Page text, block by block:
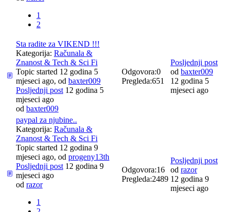
1
2
Sta radite za VIKEND !!!
Kategorija: Računala &
Znanost & Tech & Sci Fi
Topic started 12 godina 5
mjeseci ago, od baxter009
Posljednji post 12 godina 5
mjeseci ago
od baxter009
Odgovora:0
Pregleda:651
Posljednji post
od baxter009
12 godina 5
mjeseci ago
paypal za njubine..
Kategorija: Računala &
Znanost & Tech & Sci Fi
Topic started 12 godina 9
mjeseci ago, od progeny13th
Posljednji post 12 godina 9
mjeseci ago
od razor
1
Odgovora:16
Pregleda:2489
Posljednji post
od razor
12 godina 9
mjeseci ago